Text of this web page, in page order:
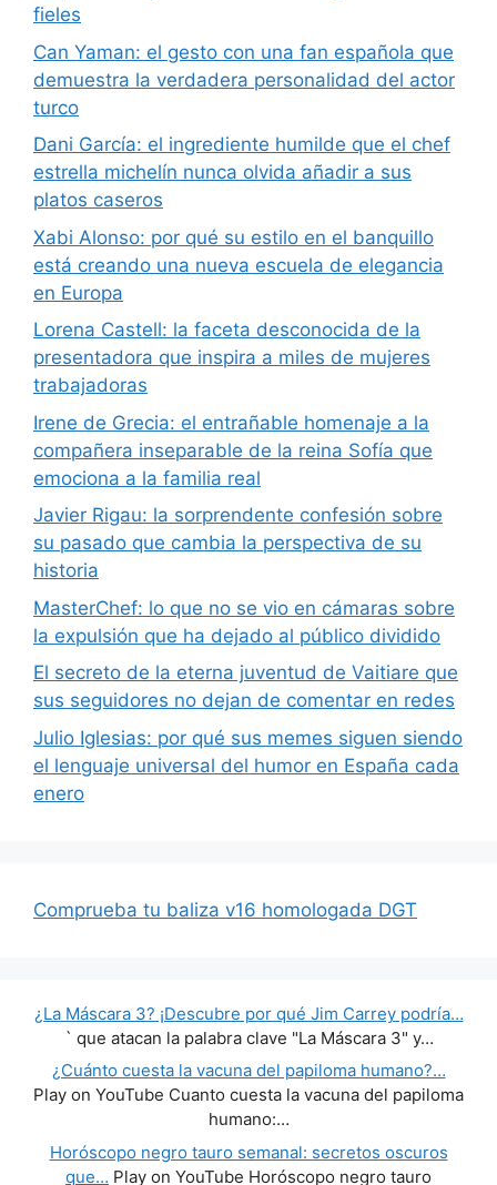
fieles
Can Yaman: el gesto con una fan española que
demuestra la verdadera personalidad del actor
turco
Dani García: el ingrediente humilde que el chef
estrella michelín nunca olvida añadir a sus
platos caseros
Xabi Alonso: por qué su estilo en el banquillo
está creando una nueva escuela de elegancia
en Europa
Lorena Castell: la faceta desconocida de la
presentadora que inspira a miles de mujeres
trabajadoras
Irene de Grecia: el entrañable homenaje a la
compañera inseparable de la reina Sofía que
emociona a la familia real
Javier Rigau: la sorprendente confesión sobre
su pasado que cambia la perspectiva de su
historia
MasterChef: lo que no se vio en cámaras sobre
la expulsión que ha dejado al público dividido
El secreto de la eterna juventud de Vaitiare que
sus seguidores no dejan de comentar en redes
Julio Iglesias: por qué sus memes siguen siendo
el lenguaje universal del humor en España cada
enero
Comprueba tu baliza v16 homologada DGT
¿La Máscara 3? ¡Descubre por qué Jim Carrey podría…
` que atacan la palabra clave "La Máscara 3" y…
¿Cuánto cuesta la vacuna del papiloma humano?…
Play on YouTube Cuanto cuesta la vacuna del papiloma
humano:…
Horóscopo negro tauro semanal: secretos oscuros
que… Play on YouTube Horóscopo negro tauro